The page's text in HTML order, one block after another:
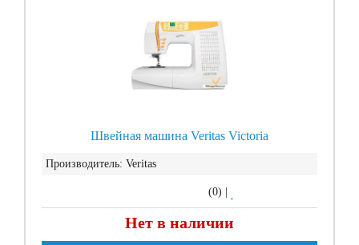
Швейная машина Veritas Victoria
Производитель: Veritas
(0)
Нет в наличии